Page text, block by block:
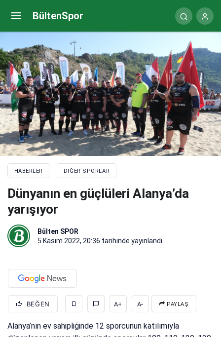
BültenSpor
HABERLER DIĞER SPORLAR
Dünyanın en güçlüleri Alanya’da
yarışıyor
Bülten SPOR
5 Kasım 2022, 20:36 tarihinde yayınlandı
BEĞEN A+ A- PAYLAŞ
Alanya’nın ev sahipliğinde 12 sporcunun katılımıyla
Çeşme’de Gran Fondo heyecanı